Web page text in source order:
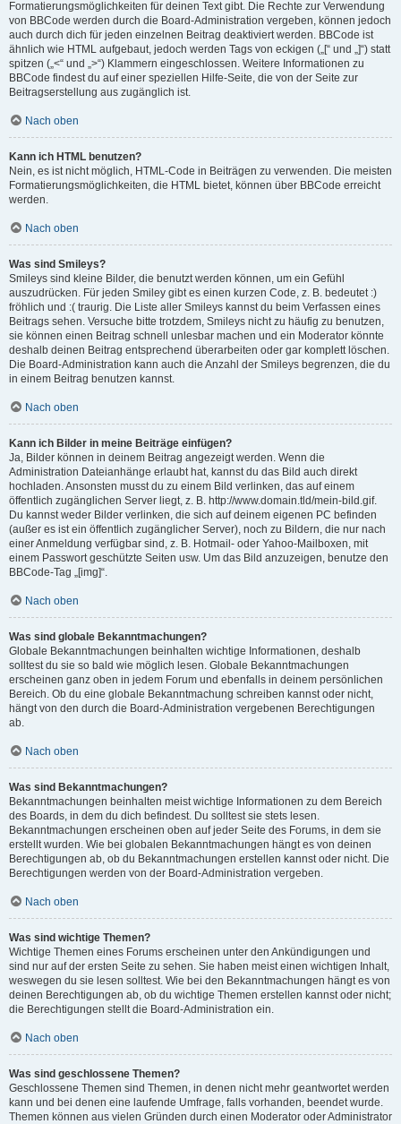
Formatierungsmöglichkeiten für deinen Text gibt. Die Rechte zur Verwendung
von BBCode werden durch die Board-Administration vergeben, können jedoch
auch durch dich für jeden einzelnen Beitrag deaktiviert werden. BBCode ist
ähnlich wie HTML aufgebaut, jedoch werden Tags von eckigen („[“ und „]“) statt
spitzen („<“ und „>“) Klammern eingeschlossen. Weitere Informationen zu
BBCode findest du auf einer speziellen Hilfe-Seite, die von der Seite zur
Beitragserstellung aus zugänglich ist.
Nach oben
Kann ich HTML benutzen?
Nein, es ist nicht möglich, HTML-Code in Beiträgen zu verwenden. Die meisten
Formatierungsmöglichkeiten, die HTML bietet, können über BBCode erreicht
werden.
Nach oben
Was sind Smileys?
Smileys sind kleine Bilder, die benutzt werden können, um ein Gefühl
auszudrücken. Für jeden Smiley gibt es einen kurzen Code, z. B. bedeutet :)
fröhlich und :( traurig. Die Liste aller Smileys kannst du beim Verfassen eines
Beitrags sehen. Versuche bitte trotzdem, Smileys nicht zu häufig zu benutzen,
sie können einen Beitrag schnell unlesbar machen und ein Moderator könnte
deshalb deinen Beitrag entsprechend überarbeiten oder gar komplett löschen.
Die Board-Administration kann auch die Anzahl der Smileys begrenzen, die du
in einem Beitrag benutzen kannst.
Nach oben
Kann ich Bilder in meine Beiträge einfügen?
Ja, Bilder können in deinem Beitrag angezeigt werden. Wenn die
Administration Dateianhänge erlaubt hat, kannst du das Bild auch direkt
hochladen. Ansonsten musst du zu einem Bild verlinken, das auf einem
öffentlich zugänglichen Server liegt, z. B. http://www.domain.tld/mein-bild.gif.
Du kannst weder Bilder verlinken, die sich auf deinem eigenen PC befinden
(außer es ist ein öffentlich zugänglicher Server), noch zu Bildern, die nur nach
einer Anmeldung verfügbar sind, z. B. Hotmail- oder Yahoo-Mailboxen, mit
einem Passwort geschützte Seiten usw. Um das Bild anzuzeigen, benutze den
BBCode-Tag „[img]“.
Nach oben
Was sind globale Bekanntmachungen?
Globale Bekanntmachungen beinhalten wichtige Informationen, deshalb
solltest du sie so bald wie möglich lesen. Globale Bekanntmachungen
erscheinen ganz oben in jedem Forum und ebenfalls in deinem persönlichen
Bereich. Ob du eine globale Bekanntmachung schreiben kannst oder nicht,
hängt von den durch die Board-Administration vergebenen Berechtigungen
ab.
Nach oben
Was sind Bekanntmachungen?
Bekanntmachungen beinhalten meist wichtige Informationen zu dem Bereich
des Boards, in dem du dich befindest. Du solltest sie stets lesen.
Bekanntmachungen erscheinen oben auf jeder Seite des Forums, in dem sie
erstellt wurden. Wie bei globalen Bekanntmachungen hängt es von deinen
Berechtigungen ab, ob du Bekanntmachungen erstellen kannst oder nicht. Die
Berechtigungen werden von der Board-Administration vergeben.
Nach oben
Was sind wichtige Themen?
Wichtige Themen eines Forums erscheinen unter den Ankündigungen und
sind nur auf der ersten Seite zu sehen. Sie haben meist einen wichtigen Inhalt,
weswegen du sie lesen solltest. Wie bei den Bekanntmachungen hängt es von
deinen Berechtigungen ab, ob du wichtige Themen erstellen kannst oder nicht;
die Berechtigungen stellt die Board-Administration ein.
Nach oben
Was sind geschlossene Themen?
Geschlossene Themen sind Themen, in denen nicht mehr geantwortet werden
kann und bei denen eine laufende Umfrage, falls vorhanden, beendet wurde.
Themen können aus vielen Gründen durch einen Moderator oder Administrator